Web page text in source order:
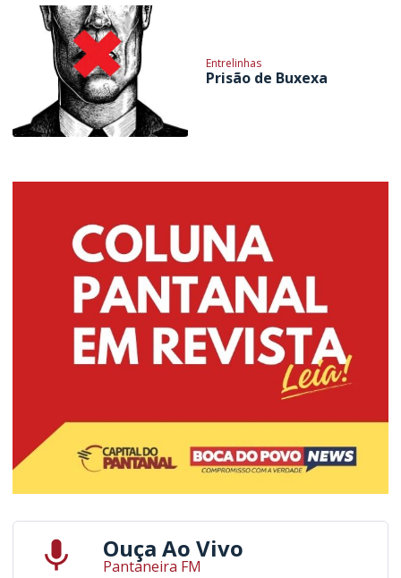
Entrelinhas
Prisão de Buxexa
Ouça Ao Vivo
Pantaneira FM